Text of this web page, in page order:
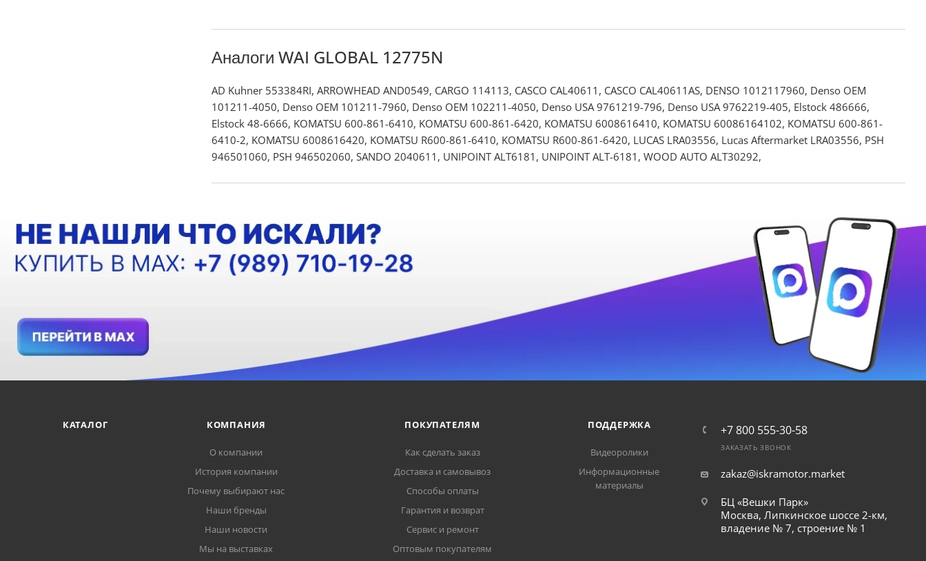
Аналоги WAI GLOBAL 12775N
AD Kuhner 553384RI, ARROWHEAD AND0549, CARGO 114113, CASCO CAL40611, CASCO CAL40611AS, DENSO 1012117960, Denso OEM
101211-4050, Denso OEM 101211-7960, Denso OEM 102211-4050, Denso USA 9761219-796, Denso USA 9762219-405, Elstock 486666,
Elstock 48-6666, KOMATSU 600-861-6410, KOMATSU 600-861-6420, KOMATSU 6008616410, KOMATSU 60086164102, KOMATSU 600-861-
6410-2, KOMATSU 6008616420, KOMATSU R600-861-6410, KOMATSU R600-861-6420, LUCAS LRA03556, Lucas Aftermarket LRA03556, PSH
946501060, PSH 946502060, SANDO 2040611, UNIPOINT ALT6181, UNIPOINT ALT-6181, WOOD AUTO ALT30292,
КАТАЛОГ КОМПАНИЯ
О компании
История компании
Почему выбирают нас
Наши бренды
Наши новости
Мы на выставках
ПОКУПАТЕЛЯМ
Как сделать заказ
Доставка и самовывоз
Способы оплаты
Гарантия и возврат
Сервис и ремонт
Оптовым покупателям
ПОДДЕРЖКА
Видеоролики
Информационные
материалы
+7 800 555-30-58
ЗАКАЗАТЬ ЗВОНОК
zakaz@iskramotor.market
БЦ «Вешки Парк»
Москва, Липкинское шоссе 2-км,
владение № 7, строение № 1